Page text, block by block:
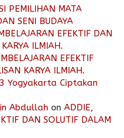
PEMILIHAN MATA
SENI BUDAYA
EFEKTIF DAN
ILMIAH.
EFEKTIF
KARYA ILMIAH.
3 Yogyakarta Ciptakan
Abdullah on ADDIE,
DAN SOLUTIF DALAM